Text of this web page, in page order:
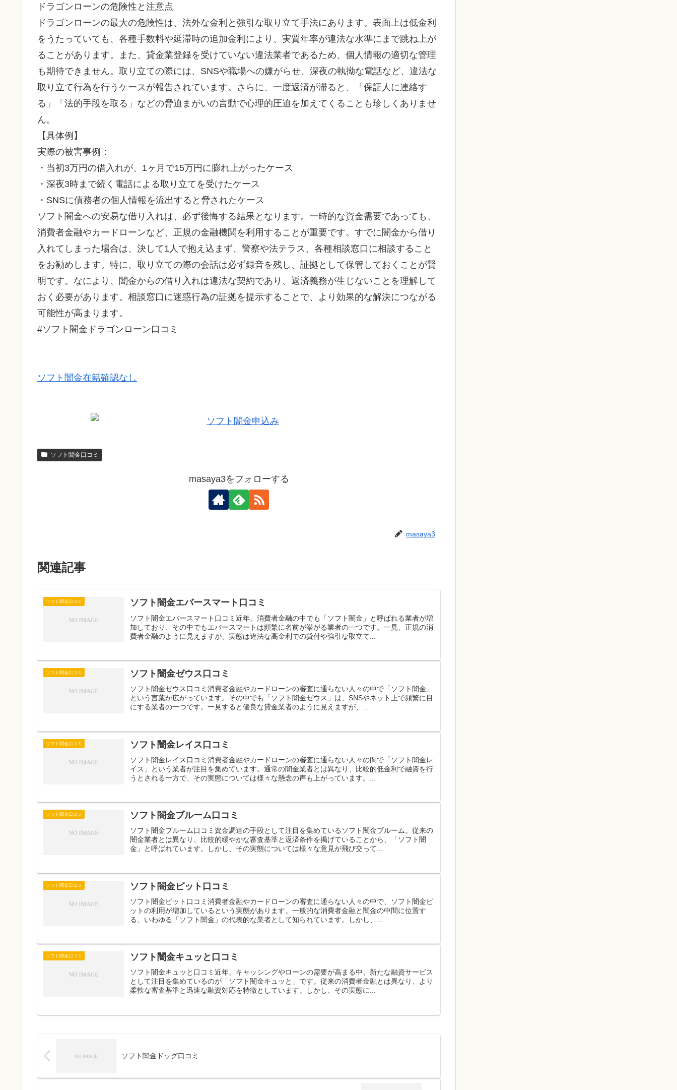
ドラゴンローンの危険性と注意点
ドラゴンローンの最大の危険性は、法外な金利と強引な取り立て手法にあります。表面上は低金利
をうたっていても、各種手数料や延滞時の追加金利により、実質年率が違法な水準にまで跳ね上が
ることがあります。また、貸金業登録を受けていない違法業者であるため、個人情報の適切な管理
も期待できません。取り立ての際には、SNSや職場への嫌がらせ、深夜の執拗な電話など、違法な
取り立て行為を行うケースが報告されています。さらに、一度返済が滞ると、「保証人に連絡す
る」「法的手段を取る」などの脅迫まがいの言動で心理的圧迫を加えてくることも珍しくありませ
ん。
【具体例】
実際の被害事例：
・当初3万円の借入れが、1ヶ月で15万円に膨れ上がったケース
・深夜3時まで続く電話による取り立てを受けたケース
・SNSに債務者の個人情報を流出すると脅されたケース
ソフト闇金への安易な借り入れは、必ず後悔する結果となります。一時的な資金需要であっても、
消費者金融やカードローンなど、正規の金融機関を利用することが重要です。すでに闇金から借り
入れてしまった場合は、決して1人で抱え込まず、警察や法テラス、各種相談窓口に相談すること
をお勧めします。特に、取り立ての際の会話は必ず録音を残し、証拠として保管しておくことが賢
明です。なにより、闇金からの借り入れは違法な契約であり、返済義務が生じないことを理解して
おく必要があります。相談窓口に迷惑行為の証拠を提示することで、より効果的な解決につながる
可能性が高まります。
#ソフト闇金ドラゴンローン口コミ
ソフト闇金在籍確認なし
ソフト闇金口コミ
masaya3をフォローする
masaya3
関連記事
ソフト闇金口コミ ソフト闇金エバースマート口コミ
ソフト闇金エバースマート口コミ近年、消費者金融の中でも「ソフト闇金」と呼ばれる業者が増
加しており、その中でもエバースマートは頻繁に名前が挙がる業者の一つです。一見、正規の消
費者金融のように見えますが、実態は違法な高金利での貸付や強引な取立て...
ソフト闇金口コミ ソフト闇金ゼウス口コミ
ソフト闇金ゼウス口コミ消費者金融やカードローンの審査に通らない人々の中で「ソフト闇金」
という言葉が広がっています。その中でも「ソフト闇金ゼウス」は、SNSやネット上で頻繁に目
にする業者の一つです。一見すると優良な貸金業者のように見えますが、...
ソフト闇金口コミ ソフト闇金レイス口コミ
ソフト闇金レイス口コミ消費者金融やカードローンの審査に通らない人々の間で「ソフト闇金レ
イス」という業者が注目を集めています。通常の闇金業者とは異なり、比較的低金利で融資を行
うとされる一方で、その実態については様々な懸念の声も上がっています。...
ソフト闇金口コミ ソフト闇金ブルーム口コミ
ソフト闇金ブルーム口コミ資金調達の手段として注目を集めているソフト闇金ブルーム。従来の
闇金業者とは異なり、比較的緩やかな審査基準と返済条件を掲げていることから、「ソフト闇
金」と呼ばれています。しかし、その実態については様々な意見が飛び交って...
ソフト闇金口コミ ソフト闇金ピット口コミ
ソフト闇金ピット口コミ消費者金融やカードローンの審査に通らない人々の中で、ソフト闇金ピ
ットの利用が増加しているという実態があります。一般的な消費者金融と闇金の中間に位置す
る、いわゆる「ソフト闇金」の代表的な業者として知られています。しかし、...
ソフト闇金口コミ ソフト闇金キュッと口コミ
ソフト闇金キュッと口コミ近年、キャッシングやローンの需要が高まる中、新たな融資サービス
として注目を集めているのが「ソフト闇金キュッと」です。従来の消費者金融とは異なり、より
柔軟な審査基準と迅速な融資対応を特徴としています。しかし、その実態に...
ソフト闇金ドッグ口コミ